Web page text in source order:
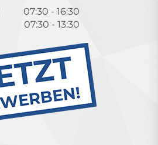
07:30 - 16:30
07:30 - 13:30